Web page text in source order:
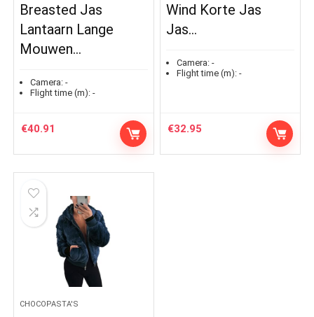
Breasted Jas
Lantaarn Lange
Mouwen…
Camera: -
Flight time (m): -
€40.91
Wind Korte Jas
Jas…
Camera: -
Flight time (m): -
€32.95
CHOCOPASTA'S